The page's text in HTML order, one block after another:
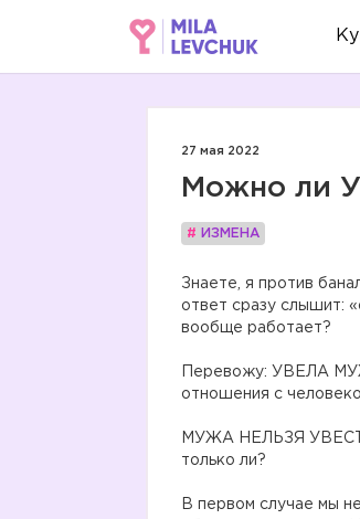
27 мая 2022
Можно ли
# ИЗМЕНА
Знаете, я против
ответ сразу слышит:
вообще работает?
Перевожу: УВЕЛА
отношения с
МУЖА НЕЛЬЗЯ УВЕСТИ:
только ли?
В первом случае мы